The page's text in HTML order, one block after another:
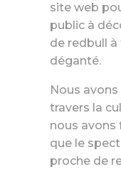
site web
public à
de redbull à
déganté.
Nous
travers la
nous avons
que le
proche de